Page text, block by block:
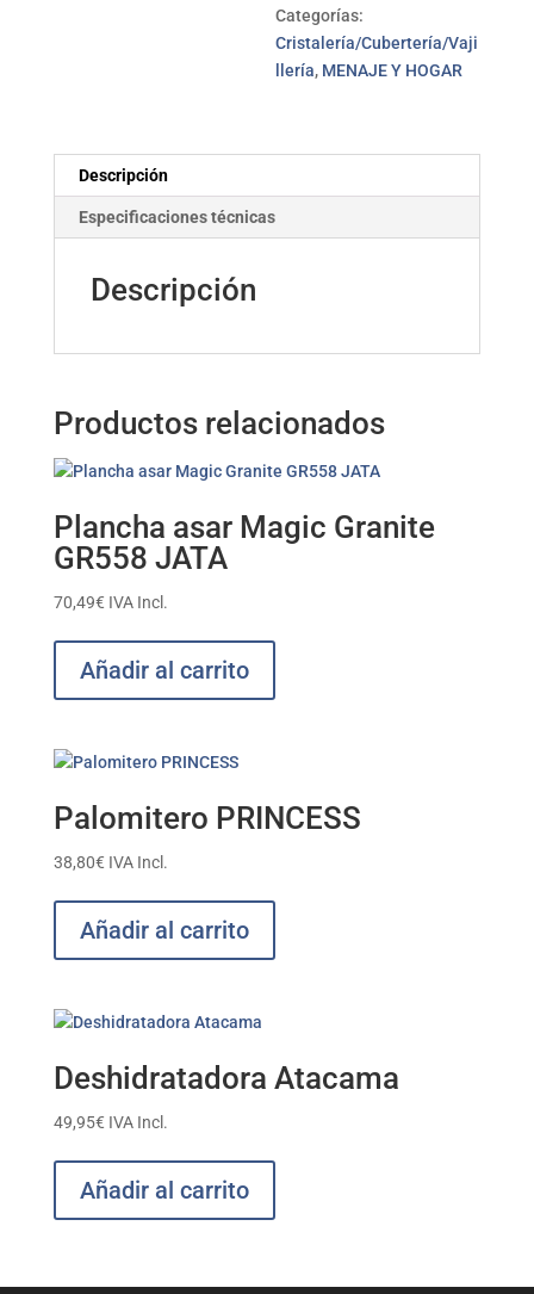
cantidad
Categorías:
Cristalería/Cubertería/Vaji
llería, MENAJE Y HOGAR
Descripción
Especificaciones técnicas
Descripción
Productos relacionados
Plancha asar Magic Granite
GR558 JATA
70,49€ IVA Incl.
Añadir al carrito
Palomitero PRINCESS
38,80€ IVA Incl.
Añadir al carrito
Deshidratadora Atacama
49,95€ IVA Incl.
Añadir al carrito